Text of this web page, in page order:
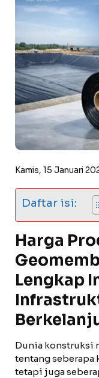
Kamis, 15 Januari
Daftar isi:
Harga
Lengkap
Dunia konstruksi
tentang seberapa
tetapi juga